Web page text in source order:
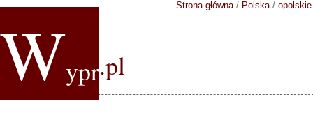
Wypr.pl
Strona główna/ Polska/ opolskie